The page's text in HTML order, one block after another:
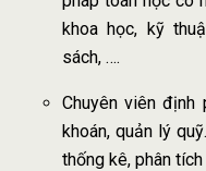
khoa học, kỹ
sách, ….
Chuyên viên định
khoán, quản lý
thống kê, phân